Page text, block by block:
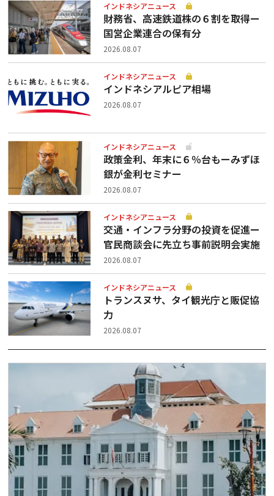
インドネシアニュース
財務省、高速鉄道株の６割を取得ー
国営企業連合の保有分
2026.08.07
インドネシアニュース
インドネシアルピア相場
2026.08.07
インドネシアニュース
政策金利、年末に６％台もーみずほ
銀が金利セミナー
2026.08.07
インドネシアニュース
交通・インフラ分野の投資を促進ー
官民商談会に先立ち事前説明会実施
2026.08.07
インドネシアニュース
トランスヌサ、タイ観光庁と販促協
力
2026.08.07